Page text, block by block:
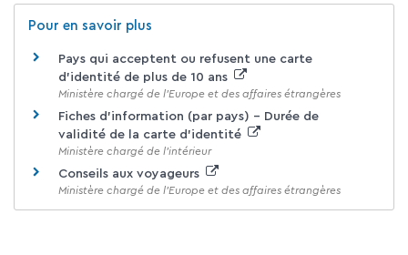
Pour en savoir plus
Pays qui acceptent ou refusent une carte
d'identité de plus de 10 ans
Ministère chargé de l'Europe et des affaires étrangères
Fiches d'information (par pays) - Durée de
validité de la carte d'identité
Ministère chargé de l'intérieur
Conseils aux voyageurs
Ministère chargé de l'Europe et des affaires étrangères